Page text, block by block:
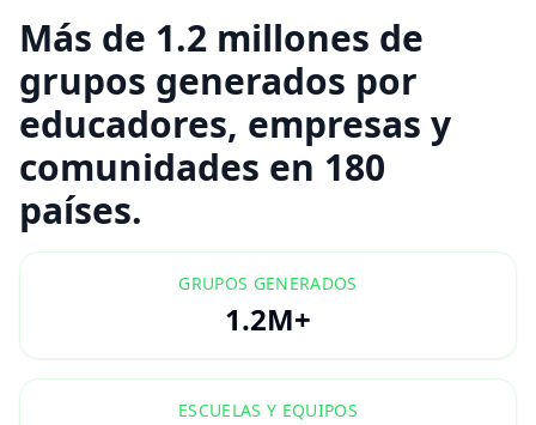
Más de 1.2 millones de
grupos generados por
educadores, empresas y
comunidades en 180
países.
GRUPOS GENERADOS
1.2M+
ESCUELAS Y EQUIPOS